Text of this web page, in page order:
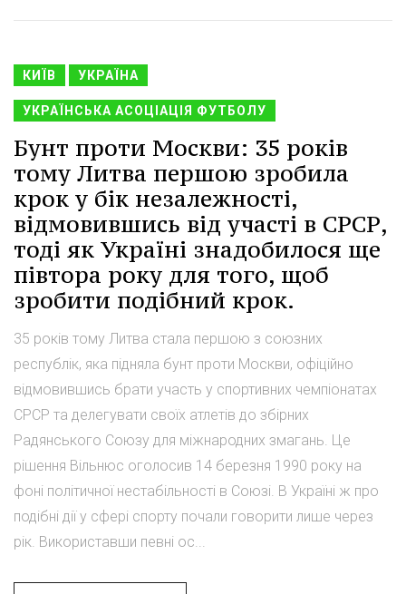
КИЇВ УКРАЇНА
УКРАЇНСЬКА АСОЦІАЦІЯ ФУТБОЛУ
Бунт проти Москви: 35 років
тому Литва першою зробила
крок у бік незалежності,
відмовившись від участі в СРСР,
тоді як Україні знадобилося ще
півтора року для того, щоб
зробити подібний крок.
35 років тому Литва стала першою з союзних
республік, яка підняла бунт проти Москви, офіційно
відмовившись брати участь у спортивних чемпіонатах
СРСР та делегувати своїх атлетів до збірних
Радянського Союзу для міжнародних змагань. Це
рішення Вільнюс оголосив 14 березня 1990 року на
фоні політичної нестабільності в Союзі. В Україні ж про
подібні дії у сфері спорту почали говорити лише через
рік. Використавши певні ос...